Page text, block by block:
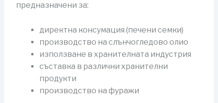
предназначени за:
директна консумация (печени семки)
производство на слънчогледово олио
използване в хранителната индустрия
съставка в различни хранителни
продукти
производство на фуражи